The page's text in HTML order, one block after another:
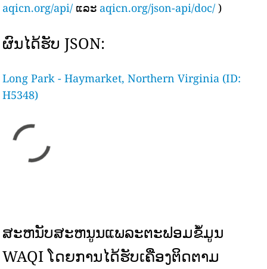
aqicn.org/api/ ແລະ aqicn.org/json-api/doc/ )
ຜົນໄດ້ຮັບ JSON:
Long Park - Haymarket, Northern Virginia (ID:
H5348)
ສະຫນັບສະຫນູນແພລະຕະຟອມຂໍ້ມູນ
WAQI ໂດຍການໄດ້ຮັບເຄື່ອງຕິດຕາມ